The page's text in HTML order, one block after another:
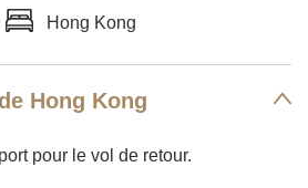
Hong Kong
Hong Kong
pour le vol de retour.